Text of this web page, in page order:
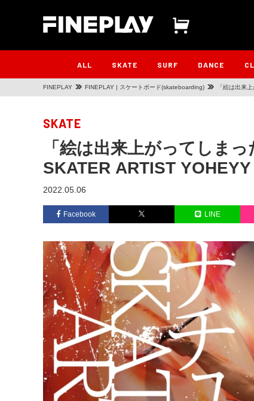
ALL SKATE SURF DANCE
FINEPLAY FINEPLAY | スケートボード(skateboarding) 「絵は出来
SKATE
「絵は出来上がってしま
SKATER ARTIST YOHEYY
2022.05.06
Facebook LINE